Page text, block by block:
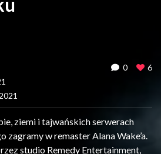
0 6
ziemi i tajwańskich serwerach
zagramy w remaster Alana Wake’a.
studio Remedy Entertainment,